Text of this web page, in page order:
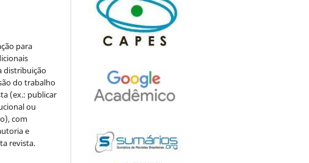
para
distribuição
do trabalho
(ex.: publicar
ou
com
e
revista.